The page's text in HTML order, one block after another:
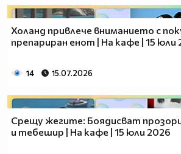
Холанд привлече вниманието с
препариран енот | На кафе | 15 юли
14 15.07.2026
Срещу жегите: Боядисват
и тебешир | На кафе | 15 юли 2026